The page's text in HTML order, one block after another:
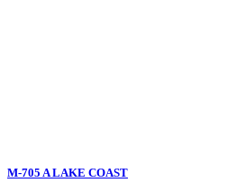
M-705 A LAKE COAST